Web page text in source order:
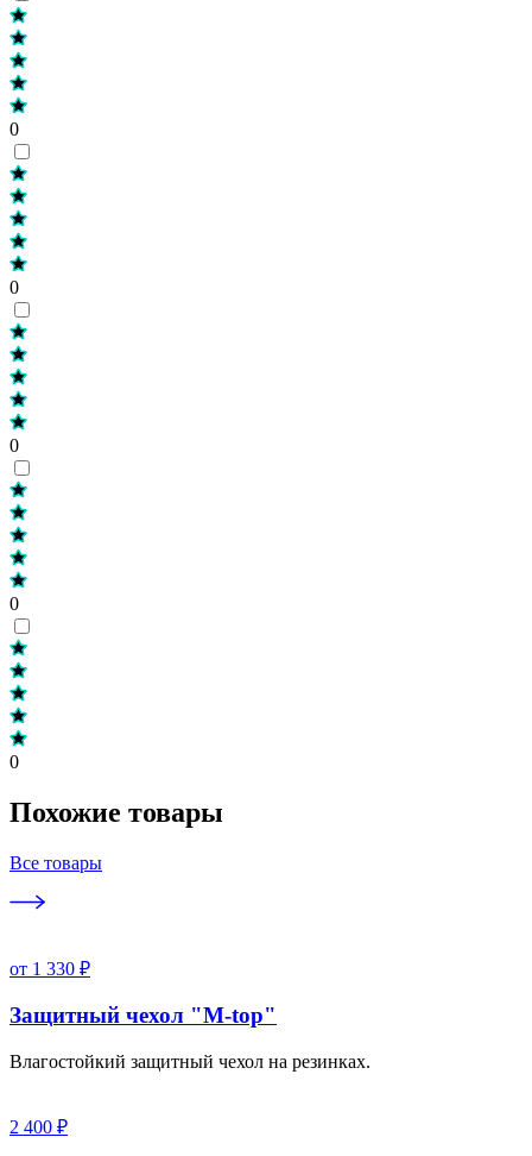
0
0
0
0
0
Похожие товары
Все товары
от 1 330 ₽
Защитный чехол "M-top"
Влагостойкий защитный чехол на резинках.
2 400 ₽